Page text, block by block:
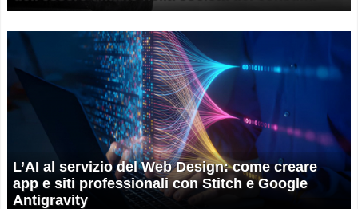
L’AI al servizio del Web Design: come creare
app e siti professionali con Stitch e Google
Antigravity